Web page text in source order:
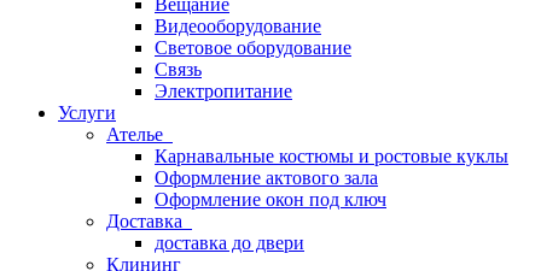
Вещание
Видеооборудование
Световое оборудование
Связь
Электропитание
Услуги
Ателье
Карнавальные костюмы и ростовые куклы
Оформление актового зала
Оформление окон под ключ
Доставка
доставка до двери
Клининг